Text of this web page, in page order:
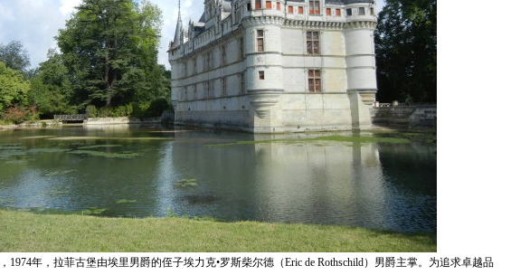
年，拉菲古堡由埃里男爵的侄子埃力克•罗斯柴尔德（Eric de Rothschild）男爵主掌。为追求卓越品